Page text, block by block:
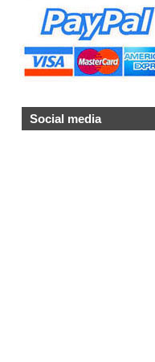
Social media